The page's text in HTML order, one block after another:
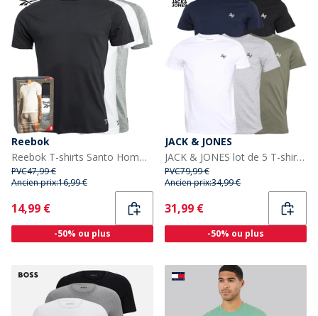
Reebok
Reebok T-shirts Santo Homme, lot de 3, Noir/Gris Chiné/blanc
PVC47,99 €
Ancien prix:16,99 €
Current
14,99 €
-50% ou plus
JACK & JONES
JACK & JONES lot de 5 T-shirts Joseph Homme Marine/Blanc/Gris/Olive Foncé/Noir
PVC79,99 €
Ancien prix:34,99 €
Current
31,99 €
-50% ou plus